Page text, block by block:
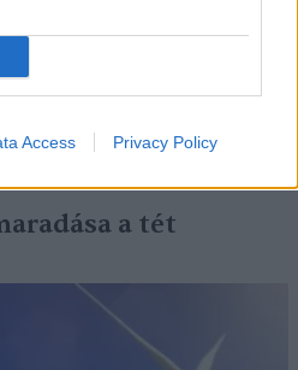
Access Privacy Policy
durvább dolgok
a tét